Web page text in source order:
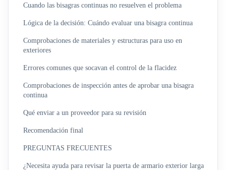
Cuando las bisagras continuas no resuelven el problema
Lógica de la decisión: Cuándo evaluar una bisagra continua
Comprobaciones de materiales y estructuras para uso en
exteriores
Errores comunes que socavan el control de la flacidez
Comprobaciones de inspección antes de aprobar una bisagra
continua
Qué enviar a un proveedor para su revisión
Recomendación final
PREGUNTAS FRECUENTES
¿Necesita ayuda para revisar la puerta de armario exterior larga